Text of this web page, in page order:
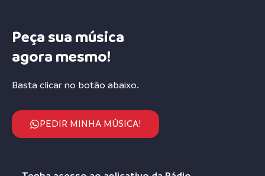
Peça sua música
agora mesmo!
Basta clicar no botão abaixo.
PEDIR MINHA MÚSICA!